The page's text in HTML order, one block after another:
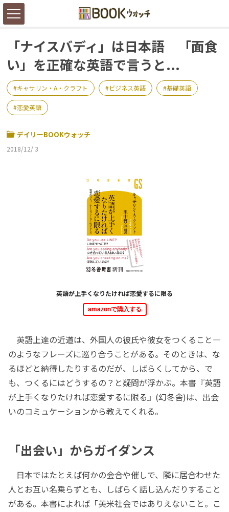
「ナイスバディ」は日本語 「面食
い」を正確な英語で言うと...
キャサリン・A・クラフト ビジネス英語 基礎英語
恋愛英語
デイリーBOOKウォッチ
2018/12/ 3
英語が上手くなりたければ恋愛するに限る
amazonで購入する
英語上達の近道は、外国人の彼氏や彼女をつくること―
のようなフレーズに巡り合うことがある。そのときは、な
るほどと納得したりするのだが、しばらくしてから、で
も、つくるにはどうするの？と疑問が浮かぶ。本書『英語
が上手くなりたければ恋愛するに限る』(幻冬舎)は、出会
いのコミュケーションから教えてくれる。
「出会い」からガイダンス
日本ではたとえば何かの会合や催しで、隣に居合わせた
人とお互い名乗らずとも、しばらく話し込んだりすること
がある。本書によれば「英米社会ではありえないこと。こ